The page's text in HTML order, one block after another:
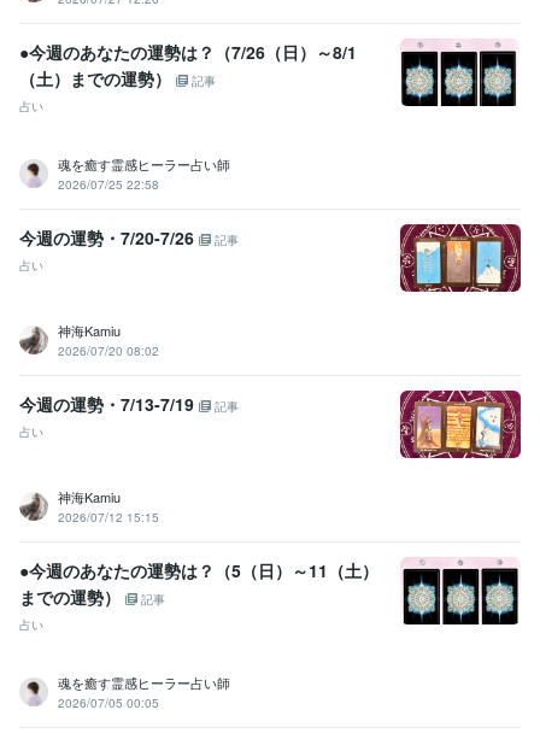
●今週のあなたの運勢は？（7/26（日）～8/1
（土）までの運勢）
記事
占い
魂を癒す霊感ヒーラー占い師
2026/07/25 22:58
今週の運勢・7/20-7/26
記事
占い
神海Kamiu
2026/07/20 08:02
今週の運勢・7/13-7/19
記事
占い
神海Kamiu
2026/07/12 15:15
●今週のあなたの運勢は？（5（日）～11（土）
までの運勢）
記事
占い
魂を癒す霊感ヒーラー占い師
2026/07/05 00:05